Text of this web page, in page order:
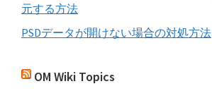
元する方法
PSDデータが開けない場合の対処方法
OM Wiki Topics